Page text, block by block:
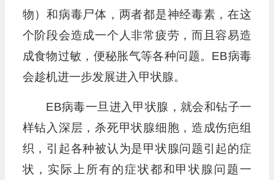
物）和病毒尸体，两者都是神经毒素，在这
个阶段会造成一个人非常疲劳，而且容易造
成食物过敏，便秘胀气等各种问题。EB病毒
会趁机进一步发展进入甲状腺。
EB病毒一旦进入甲状腺，就会和钻子一
样钻入深层，杀死甲状腺细胞，造成伤疤组
织，引起各种被认为是甲状腺问题引起的症
状，实际上所有的症状都和甲状腺问题一